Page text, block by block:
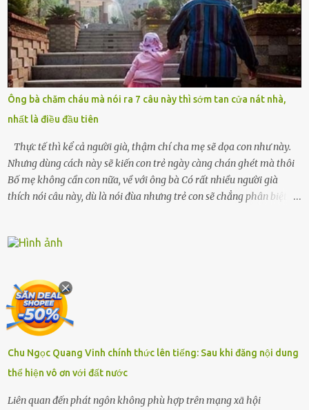
khóc lóc,” anh ta gằn giọng, đẩy mạnh cánh cửa trước mặt tôi.
Tiếng cánh cửa đóng lại, vang lên như một bản án lạnh lùng. Tôi
đứng chết lặng giữa cơn mưa, không biết đi đâu, về đâu. Bố mẹ tôi
mất sớm. Tôi chẳng có anh chị em. Họ hàng cũng thưa thớt, chẳng
ai thân thiết đến mức có thể mở lòng cho tôi tá túc. Bạn bè? Ai cũng
bận rộn với gia đình riêng của họ. Tôi đã từng đặt cược cả thanh
xuân vào người chồng ấy – và giờ, tôi chỉ còn lại chính mình. Tôi lên
chiếc xe buýt cuối ngày, trốn chạy khỏi thành phố và nỗi đau. Tôi v...
Ông bà chăm cháu mà nói ra 7 câu này thì sớm tan cửa nát nhà,
nhất là điều đầu tiên
Thực tế thì kể cả người già, thậm chí cha mẹ sẽ dọa con như này.
Nhưng dùng cách này sẽ kiến con trẻ ngày càng chán ghét mà thôi
Bố mẹ không cần con nữa, về với ông bà Có rất nhiều người già
thích nói câu này, dù là nói đùa nhưng trẻ con sẽ chẳng phân biệt
khuyên nhủ con thật cẩn thận. Nếu cháu không nghe lời, cảnh sát
này. Nhưng dùng cách này sẽ kiến con trẻ ngày càng chán ghét mà
thôi. Đôi khi con cái phải rời xa cha mẹ, sống với người già, lúc này
con rất buồn. (ảnh minh họa) Nếu một ngày nào đó một đứa trẻ
gặp nguy hiểm và cần được giúp đỡ nhưng không dám gọi cảnh sát
để được giúp đỡ thì có thể sẽ bỏ lỡ cơ hội và gặp nguy hiểm. Trẻ con
có biết gì đâu Nhiều người cứ coi trẻ còn nhỏ nên dù có phạm sai
lầm, thì họ cũng không trách mắng. Nhưng nếu người lớn tuổi
không dạy con cẩn...
Chu Ngọc Quang Vinh chính thức lên tiếng: Sau khi đăng nội dung
thể hiện vô ơn với đất nước
Liên quan đến phát ngôn không phù hợp trên mạng xã hội